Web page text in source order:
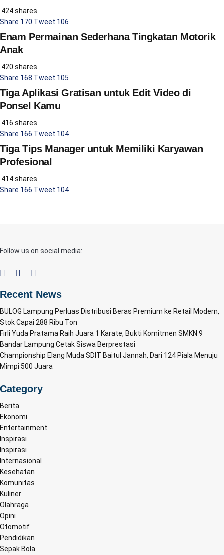
424 shares
Share 170 Tweet 106
Enam Permainan Sederhana Tingkatan Motorik
Anak
420 shares
Share 168 Tweet 105
Tiga Aplikasi Gratisan untuk Edit Video di
Ponsel Kamu
416 shares
Share 166 Tweet 104
Tiga Tips Manager untuk Memiliki Karyawan
Profesional
414 shares
Share 166 Tweet 104
Follow us on social media:
Recent News
BULOG Lampung Perluas Distribusi Beras Premium ke Retail Modern,
Stok Capai 288 Ribu Ton
Firli Yuda Pratama Raih Juara 1 Karate, Bukti Komitmen SMKN 9
Bandar Lampung Cetak Siswa Berprestasi
Championship Elang Muda SDIT Baitul Jannah, Dari 124 Piala Menuju
Mimpi 500 Juara
Category
Berita
Ekonomi
Entertainment
Inspirasi
Inspirasi
Internasional
Kesehatan
Komunitas
Kuliner
Olahraga
Opini
Otomotif
Pendidikan
Sepak Bola